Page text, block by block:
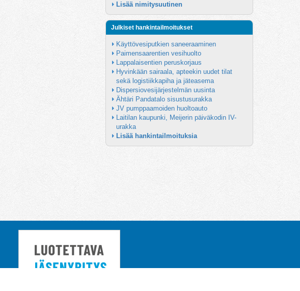
Lisää nimitysuutinen
Julkiset hankintailmoitukset
Käyttövesiputkien saneeraaminen
Paimensaarentien vesihuolto
Lappalaisentien peruskorjaus
Hyvinkään sairaala, apteekin uudet tilat
sekä logistiikkapiha ja jäteasema
Dispersiovesijärjestelmän uusinta
Ähtäri Pandatalo sisustusurakka
JV pumppaamoiden huoltoauto
Laitilan kaupunki, Meijerin päiväkodin IV-
urakka
Lisää hankintailmoituksia